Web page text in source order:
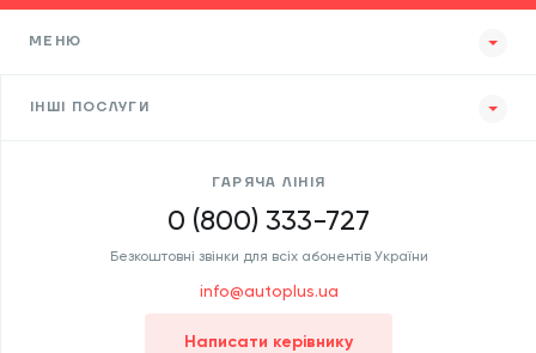
МЕНЮ
ІНШІ ПОСЛУГИ
ГАРЯЧА ЛІНІЯ
0 (800) 333-727
Безкоштовні звінки для всіх абонентів України
info@autoplus.ua
Написати керівнику